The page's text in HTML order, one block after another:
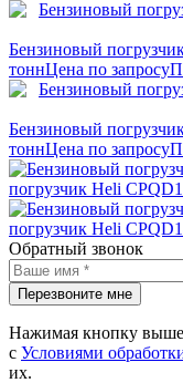
Бензиновый
тоннЦена по запросу
Бензиновый
тоннЦена по запросу
погрузчик Heli
погрузчик Heli
Обратный звонок
Перезвоните мне
Нажимая кнопку
с Условиями
их.